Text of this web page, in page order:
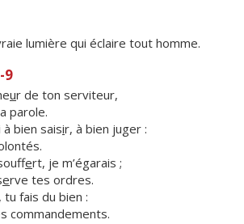
lumière qui éclaire tout homme.
9
ur de ton serviteur,
parole.
bien saisir, à bien juger :
ert, je m’égarais ;
erve tes ordres.
tu fais du bien :
commandements.